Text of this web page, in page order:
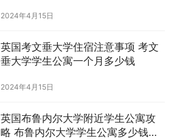
2024年4月15日
英国考文垂大学住宿注意事项 考文
垂大学学生公寓一个月多少钱
2024年4月15日
英国布鲁内尔大学附近学生公寓攻
略 布鲁内尔大学学生公寓多少钱一